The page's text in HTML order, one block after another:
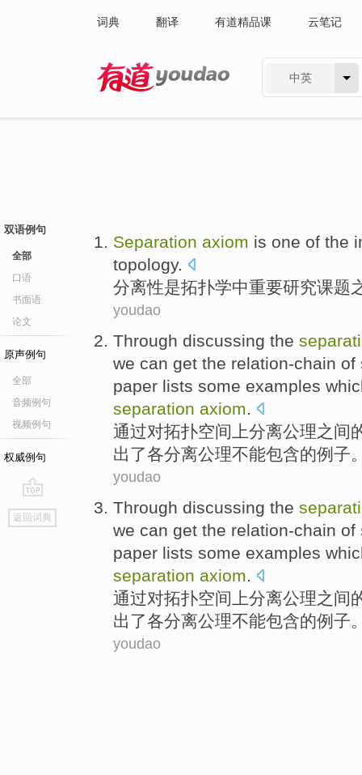
词典 翻译 有道精品课 云笔记
中英
双语例句
全部
口语
书面语
论文
原声例句
全部
音频例句
视频例句
权威例句
go
top
返回词典
Separation axiom is one of the
topology.
分离性是拓扑学中重要研究课题
youdao
Through discussing the
we can get the relation-chain of
paper lists some examples
separation axiom.
通过对拓扑空间 上分离公理之间
出了各分离公理不能包含的例子
youdao
Through discussing the
we can get the relation-chain of
paper lists some examples
separation axiom
通过对拓扑空间 上分离公理之间
出了各分离公理不能包含的例子
youdao